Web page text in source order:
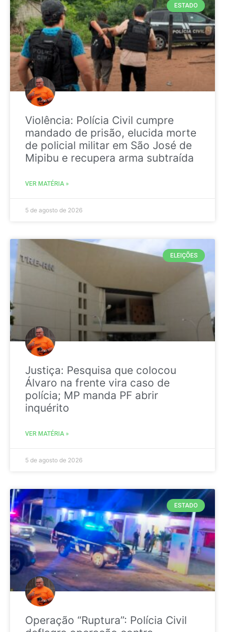
ESTADO
Violência: Polícia Civil cumpre
mandado de prisão, elucida morte
de policial militar em São José de
Mipibu e recupera arma subtraída
VER MATÉRIA »
5 de agosto de 2026
ELEIÇÕES
Justiça: Pesquisa que colocou
Álvaro na frente vira caso de
polícia; MP manda PF abrir
inquérito
VER MATÉRIA »
5 de agosto de 2026
ESTADO
Operação “Ruptura”: Polícia Civil